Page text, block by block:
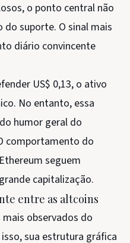
o ponto central não
do suporte. O sinal mais
diário convincente
US$ 0,13, o ativo
No entanto, essa
humor geral do
comportamento do
seguem
capitalização.
entre as altcoins
observados do
sua estrutura gráfica